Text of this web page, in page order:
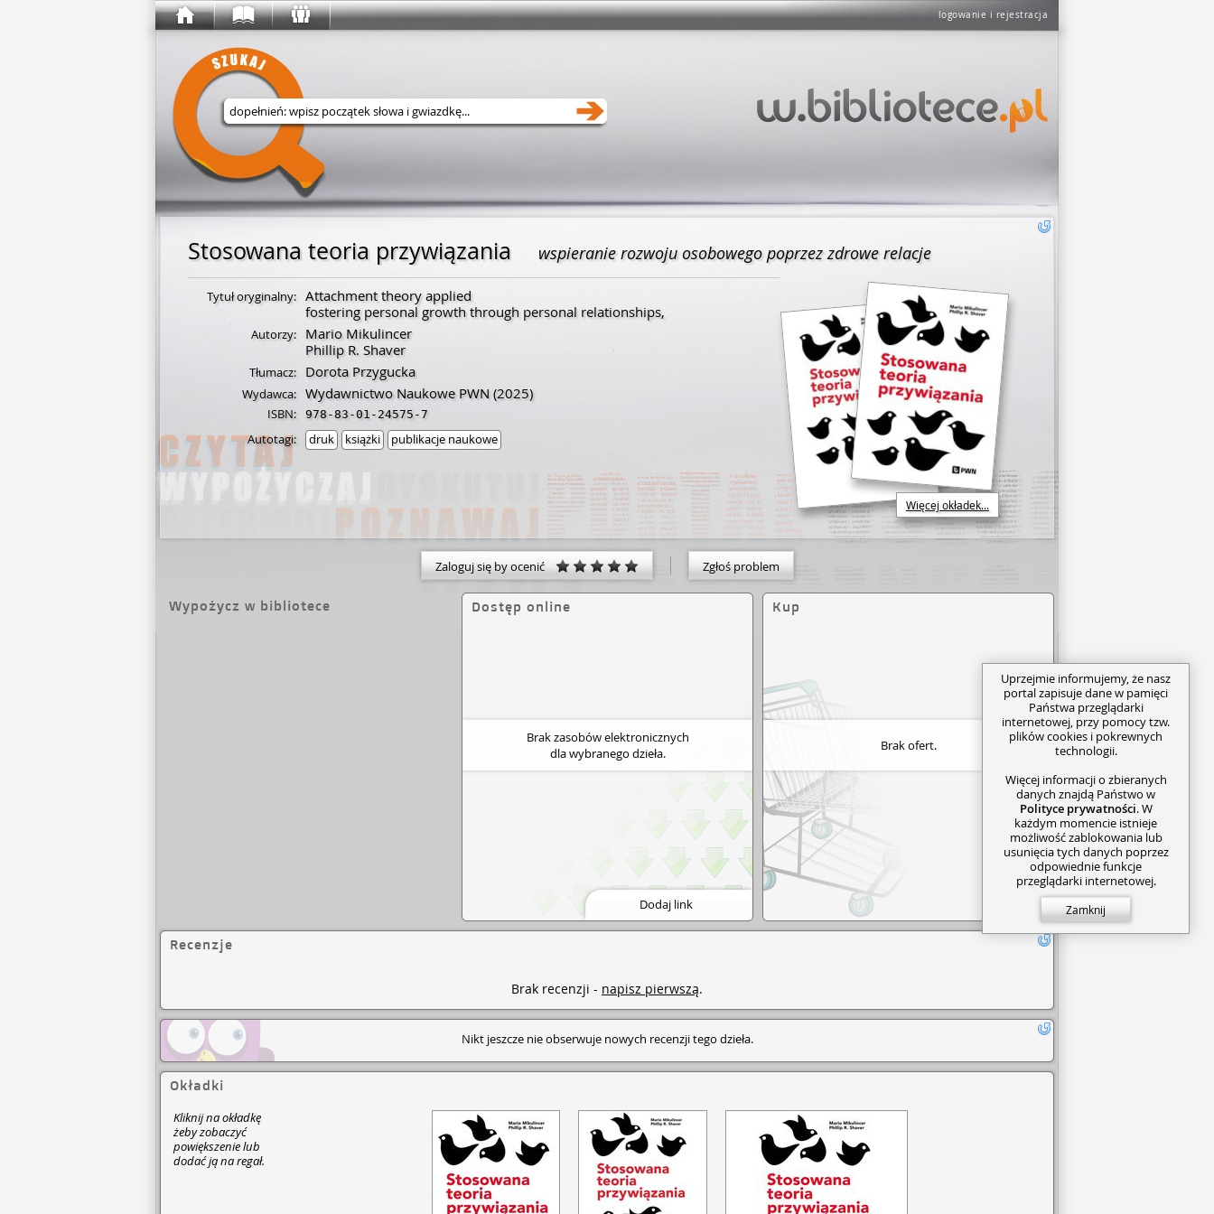
logowanie i rejestracja
Wyszukaj w serwisie
Stosowana teoria przywiązania wspieranie rozwoju osobowego poprzez zdrowe relacje
Więcej okładek...
Tytuł oryginalny: Attachment theory applied
fostering personal growth through personal relationships,
Autorzy:
Mario Mikulincer
Phillip R. Shaver
Tłumacz: Dorota Przygucka
Wydawca: Wydawnictwo Naukowe PWN(2025)
ISBN: 978-83-01-24575-7
Autotagi: druk książki publikacje naukowe
Zaloguj się by ocenić Zgłoś problem
Wypożycz w bibliotece Dostęp online
Brak zasobów elektronicznych
dla wybranego dzieła.
Dodaj link
Kup
Brak ofert.
Recenzje
Brak recenzji - napisz pierwszą.
Nikt jeszcze nie obserwuje nowych recenzji tego dzieła.
Okładki
Kliknij na okładkę
żeby zobaczyć
powiększenie lub
dodać ją na regał.
Uprzejmie informujemy, że nasz
portal zapisuje dane w pamięci
Państwa przeglądarki
internetowej, przy pomocy tzw.
plików cookies i pokrewnych
technologii.
Więcej informacji o zbieranych
danych znajdą Państwo w
Polityce prywatności. W
każdym momencie istnieje
możliwość zablokowania lub
usunięcia tych danych poprzez
odpowiednie funkcje
przeglądarki internetowej.
Zamknij